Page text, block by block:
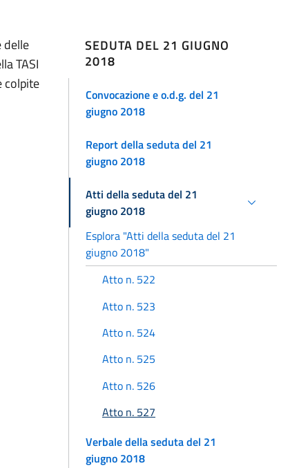
delle
TASI
colpite
SEDUTA DEL 21 GIUGNO
2018
Convocazione e o.d.g. del 21
giugno 2018
Report della seduta del 21
giugno 2018
Atti della seduta del 21
giugno 2018
Esplora "Atti della seduta del 21
giugno 2018"
Atto n. 522
Atto n. 523
Atto n. 524
Atto n. 525
Atto n. 526
Atto n. 527
Verbale della seduta del 21
giugno 2018